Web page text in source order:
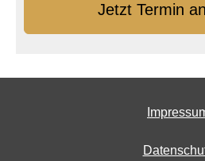
Jetzt Termin